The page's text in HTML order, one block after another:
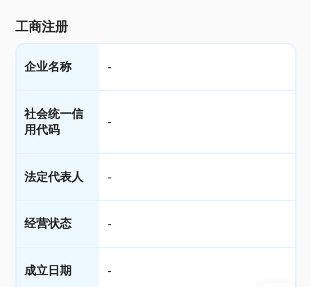
工商注册
企业名称 -
社会统一信
用代码
-
法定代表人 -
经营状态 -
成立日期 -